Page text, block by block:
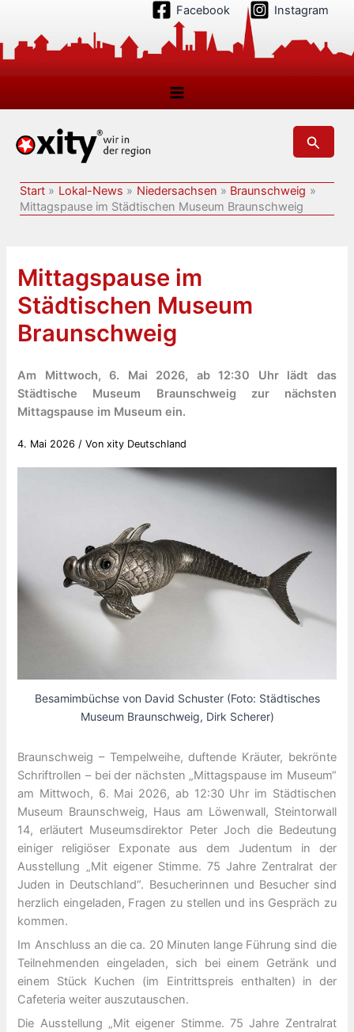
springen
Facebook Instagram
Suchen
Start Lokal-News Niedersachsen
Braunschweig
Mittagspause im Städtischen Museum Braunschweig
Mittagspause im
Städtischen Museum
Braunschweig
Am Mittwoch, 6. Mai 2026, ab 12:30 Uhr lädt das
Städtische Museum Braunschweig zur nächsten
Mittagspause im Museum ein.
4. Mai 2026 / Vonxity Deutschland
Besamimbüchse von David Schuster (Foto: Städtisches
Museum Braunschweig, Dirk Scherer)
Braunschweig – Tempelweihe, duftende Kräuter, bekrönte
Schriftrollen – bei der nächsten „Mittagspause im Museum“
am Mittwoch, 6. Mai 2026, ab 12:30 Uhr im Städtischen
Museum Braunschweig, Haus am Löwenwall, Steintorwall
14, erläutert Museumsdirektor Peter Joch die Bedeutung
einiger religiöser Exponate aus dem Judentum in der
Ausstellung „Mit eigener Stimme. 75 Jahre Zentralrat der
Juden in Deutschland“. Besucherinnen und Besucher sind
herzlich eingeladen, Fragen zu stellen und ins Gespräch zu
kommen.
Im Anschluss an die ca. 20 Minuten lange Führung sind die
Teilnehmenden eingeladen, sich bei einem Getränk und
einem Stück Kuchen (im Eintrittspreis enthalten) in der
Cafeteria weiter auszutauschen.
Die Ausstellung „Mit eigener Stimme. 75 Jahre Zentralrat